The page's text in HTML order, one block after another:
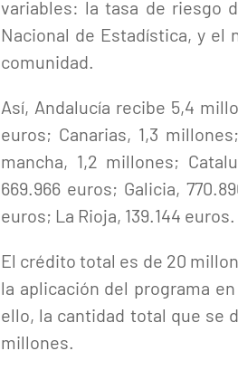
variables: la tasa de riesgo
Nacional de Estadística, y el
comunidad.
Así, Andalucía recibe 5,4
euros; Canarias, 1,3
mancha, 1,2 millones;
669.966 euros; Galicia,
euros; La Rioja, 139.144 euros.
El crédito total es de 20
la aplicación del programa
ello, la cantidad total que se
millones.